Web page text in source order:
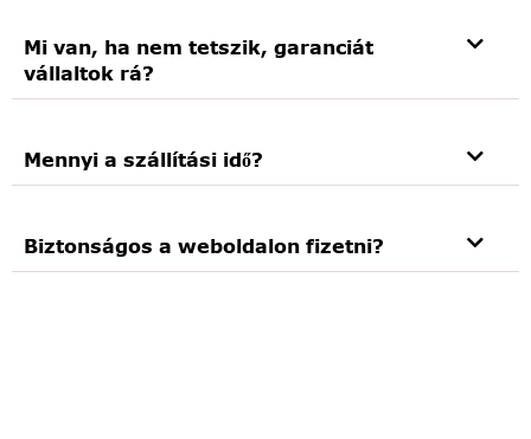
Mi van, ha nem tetszik, garanciát
vállaltok rá?
Mennyi a szállítási idő?
Biztonságos a weboldalon fizetni?